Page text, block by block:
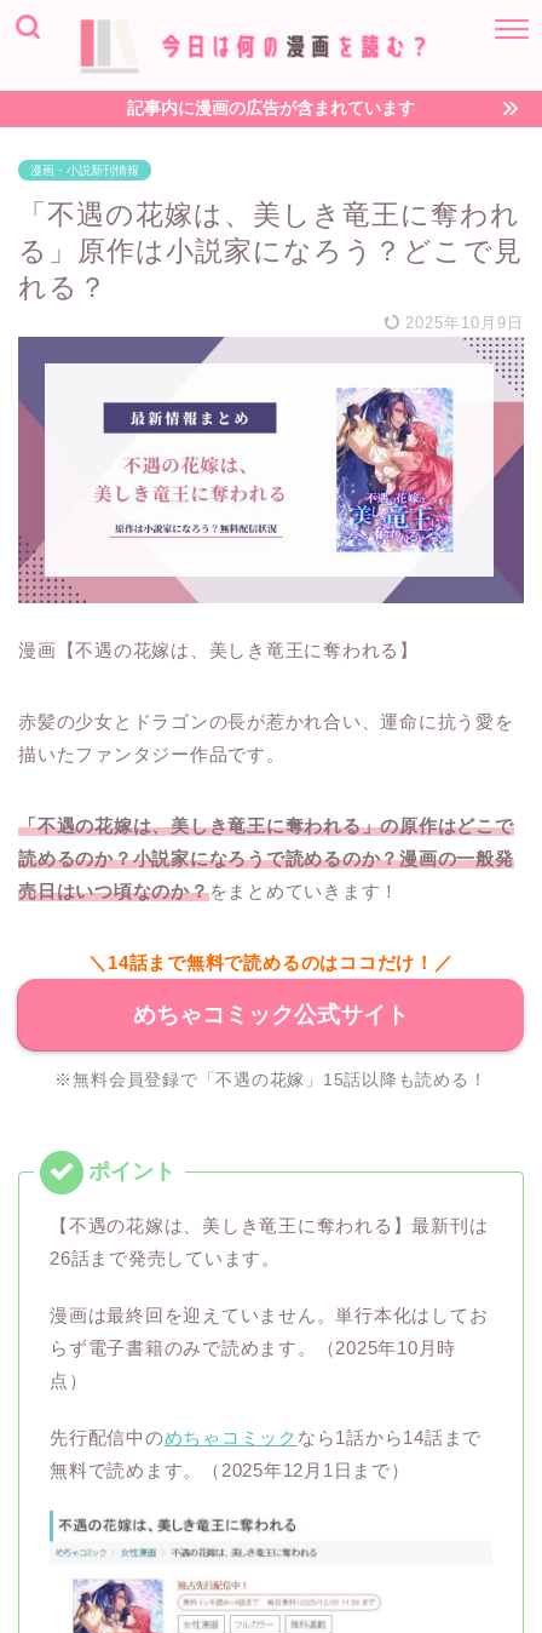
記事内に漫画の広告が含まれています
漫画・小説新刊情報
「不遇の花嫁は、美しき竜王に奪われ
る」原作は小説家になろう？どこで見
れる？
2025年10月9日
漫画【不遇の花嫁は、美しき竜王に奪われる】
赤髪の少女とドラゴンの長が惹かれ合い、運命に抗う愛を
描いたファンタジー作品です。
「不遇の花嫁は、美しき竜王に奪われる」の原作はどこで
読めるのか？小説家になろうで読めるのか？漫画の一般発
売日はいつ頃なのか？をまとめていきます！
＼14話まで無料で読めるのはココだけ！／
めちゃコミック公式サイト
※無料会員登録で「不遇の花嫁」15話以降も読める！
【不遇の花嫁は、美しき竜王に奪われる】最新刊は
26話まで発売しています。
漫画は最終回を迎えていません。単行本化はしてお
らず電子書籍のみで読めます。（2025年10月時
点）
先行配信中のめちゃコミック なら1話から14話まで
無料で読めます。（2025年12月1日まで）